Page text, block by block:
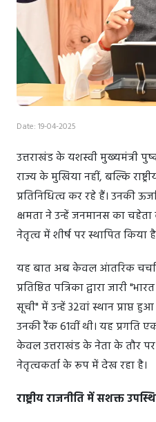
Date: 19-04-2025
उत्तराखंड के यशस्वी मुख्यमंत्री
राज्य के मुखिया नहीं, बल्कि
प्रतिनिधित्व कर रहे हैं। उनकी
क्षमता ने उन्हें जनमानस का
नेतृत्व में शीर्ष पर स्थापित किया
यह बात अब केवल आंतरिक
प्रतिष्ठित पत्रिका द्वारा जारी
सूची" में उन्हें 32वां स्थान प्राप्त
उनकी रैंक 61वीं थी। यह
केवल उत्तराखंड के नेता के तौर पर
नेतृत्वकर्ता के रूप में देख रहा है।
राष्ट्रीय राजनीति में सशक्त